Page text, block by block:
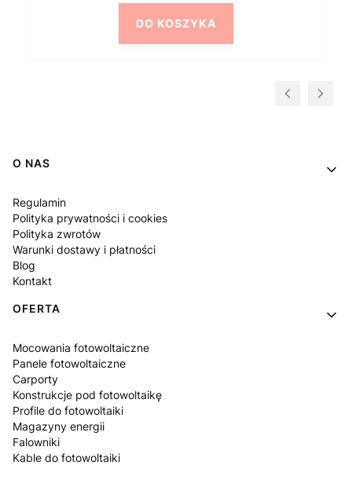
DO KOSZYKA
Linki w stopce
O NAS
Regulamin
Polityka prywatności i cookies
Polityka zwrotów
Warunki dostawy i płatności
Blog
Kontakt
OFERTA
Mocowania fotowoltaiczne
Panele fotowoltaiczne
Carporty
Konstrukcje pod fotowoltaikę
Profile do fotowoltaiki
Magazyny energii
Falowniki
Kable do fotowoltaiki